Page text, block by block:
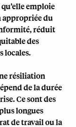
emploie
appropriée du
réduit
des
locales.
résiliation
de la durée
Ce sont des
longues
de travail ou la